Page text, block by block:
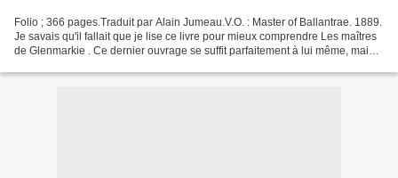
Folio ; 366 pages.Traduit par Alain Jumeau.V.O. : Master of Ballantrae. 1889.
Je savais qu'il fallait que je lise ce livre pour mieux comprendre Les maîtres
de Glenmarkie . Ce dernier ouvrage se suffit parfaitement à lui même, mais il